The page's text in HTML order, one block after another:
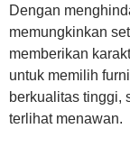
Dengan
memungkinkan
memberikan
untuk memilih
berkualitas tinggi,
terlihat menawan.